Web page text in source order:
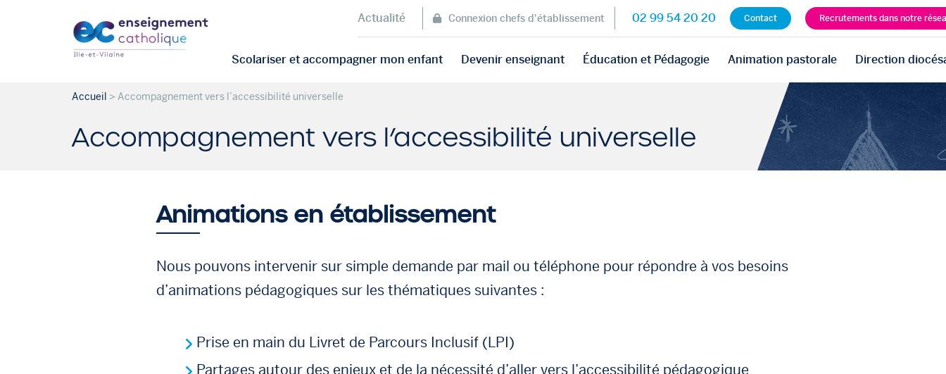
Actualité Connexion chefs d'établissement 02 99 54 20 20 Contact Recrutements dans notre
Scolariser et accompagner mon enfant Devenir enseignant Éducation et Pédagogie Animation pastorale Direction
Accueil > Accompagnement vers l’accessibilité universelle
Accompagnement vers l’accessibilité universelle
Animations en établissement
Nous pouvons intervenir sur simple demande par mail ou téléphone pour répondre à vos besoins
d’animations pédagogiques sur les thématiques suivantes :
Prise en main du Livret de Parcours Inclusif (LPI)
Partages autour des enjeux et de la nécessité d’aller vers l’accessibilité pédagogique